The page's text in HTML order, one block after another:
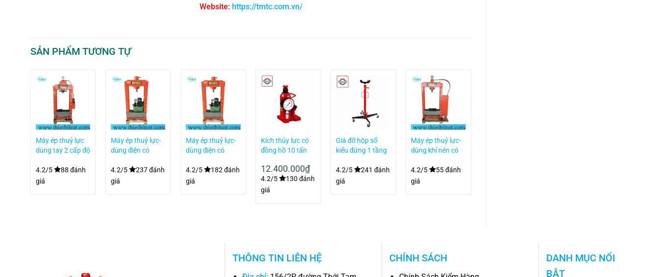
Website: https://tmtc.com.vn/
SẢN PHẨM TƯƠNG TỰ
Máy ép thuỷ lực
dùng tay 2 cấp độ
20T
4.2/5
88 đánh
giá
Máy ép thuỷ lực-
dùng điện có
DMY-100T
4.2/5
237 đánh
giá
Máy ép thuỷ lực-
dùng điện có
DMY-150T
4.2/5
182 đánh
giá
Kích thủy lực có
đồng hồ 10 tấn
12.400.000₫
4.2/5
130 đánh
giá
Giá đỡ hộp số
kiểu đứng 1 tầng
No.4403
4.2/5
241 đánh
giá
Máy ép thuỷ lực-
dùng khí nén có
30T
4.2/5
55 đánh
giá
THÔNG TIN LIÊN HỆ CHÍNH SÁCH
DANH MỤC NỔI
BẬT